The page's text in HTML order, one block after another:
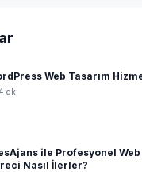
Web Tasarım
dk
ile Profesyonel Web
Nasıl İlerler?